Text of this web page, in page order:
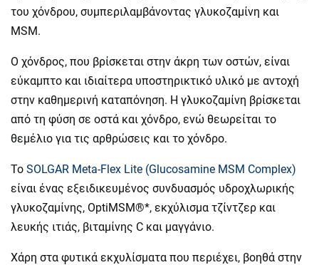
του χόνδρου, συμπεριλαμβάνοντας γλυκοζαμίνη και
MSM.
Ο χόνδρος, που βρίσκεται στην άκρη των οστών, είναι
εύκαμπτο και ιδιαίτερα υποστηρικτικό υλικό με αντοχή
στην καθημερινή καταπόνηση. Η γλυκοζαμίνη βρίσκεται
από τη φύση σε οστά και χόνδρο, ενώ θεωρείται το
θεμέλιο για τις αρθρώσεις και το χόνδρο.
Το SOLGAR Meta-Flex Lite (Glucosamine MSM Complex)
είναι ένας εξειδικευμένος συνδυασμός υδροχλωρικής
γλυκοζαμίνης, OptiMSM®*, εκχύλισμα τζίντζερ και
λευκής ιτιάς, βιταμίνης C και μαγγάνιο.
Χάρη στα φυτικά εκχυλίσματα που περιέχει, βοηθά στην